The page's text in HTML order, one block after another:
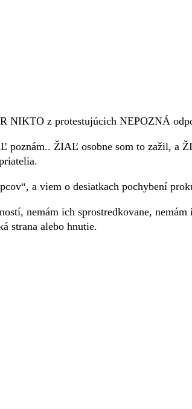
NIKTO z protestujúcich NEPOZNÁ
poznám.. ŽIAĽ osobne som to zažil, a
a viem o desiatkach pochybení
nemám ich sprostredkovane,
strana alebo hnutie.